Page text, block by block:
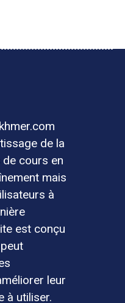
de la
de cours en
mais
à
est conçu
leur
à utiliser.